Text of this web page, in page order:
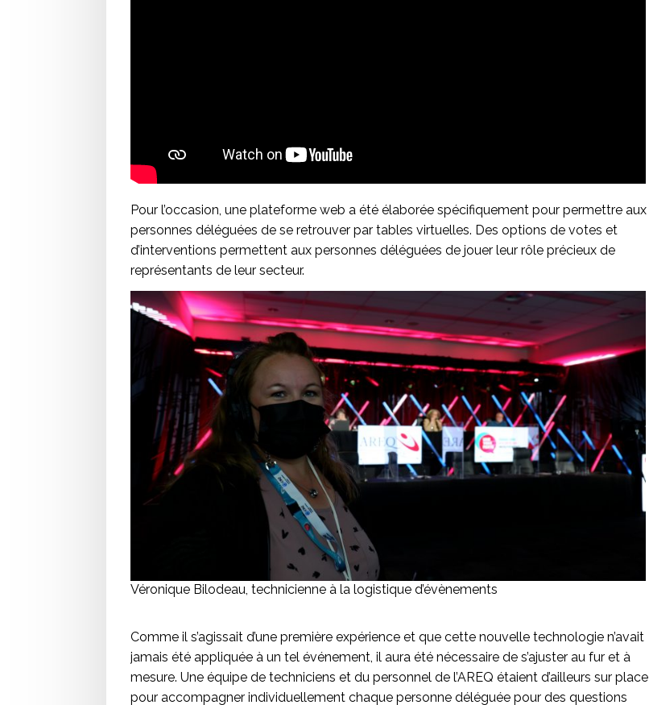
Pour l’occasion, une plateforme web a été élaborée spécifiquement pour permettre aux
personnes déléguées de se retrouver par tables virtuelles. Des options de votes et
d’interventions permettent aux personnes déléguées de jouer leur rôle précieux de
représentants de leur secteur.
Véronique Bilodeau, technicienne à la logistique d’évènements
Comme il s’agissait d’une première expérience et que cette nouvelle technologie n’avait
jamais été appliquée à un tel événement, il aura été nécessaire de s’ajuster au fur et à
mesure. Une équipe de techniciens et du personnel de l’AREQ étaient d’ailleurs sur place
pour accompagner individuellement chaque personne déléguée pour des questions